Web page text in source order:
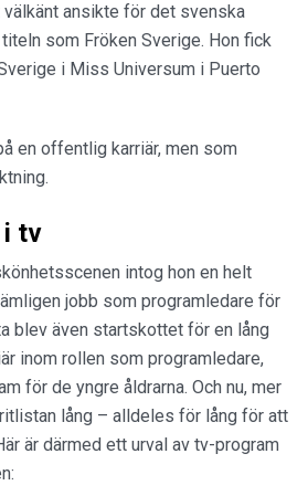
ansikte för det svenska
som Fröken Sverige. Hon fick
i Miss Universum i Puerto
en offentlig karriär, men som
i tv
intog hon en helt
jobb som programledare för
blev även startskottet för en lång
inom rollen som programledare,
för de yngre åldrarna. Och nu, mer
lång – alldeles för lång för att
är därmed ett urval av tv-program